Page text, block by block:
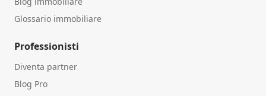
Glossario immobiliare
Professionisti
Diventa partner
Blog Pro